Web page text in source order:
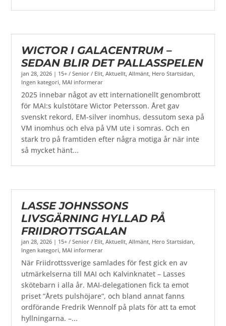
WICTOR I GALACENTRUM –
SEDAN BLIR DET PALLASSPELEN
jan 28, 2026 | 15+ / Senior / Elit,Aktuellt,Allmänt, Hero Startsidan,
Ingen kategori, MAI informerar
2025 innebar något av ett internationellt genombrott
för MAI:s kulstötare Wictor Petersson. Året gav
svenskt rekord, EM-silver inomhus, dessutom sexa på
VM inomhus och elva på VM ute i somras. Och en
stark tro på framtiden efter några motiga år när inte
så mycket hänt...
LASSE JOHNSSONS
LIVSGÄRNING HYLLAD PÅ
FRIIDROTTSGALAN
jan 28, 2026 | 15+ / Senior / Elit,Aktuellt,Allmänt, Hero Startsidan,
Ingen kategori, MAI informerar
När Friidrottssverige samlades för fest gick en av
utmärkelserna till MAI och Kalvinknatet – Lasses
skötebarn i alla år. MAI-delegationen fick ta emot
priset ”Årets pulshöjare”, och bland annat fanns
ordförande Fredrik Wennolf på plats för att ta emot
hyllningarna. –...